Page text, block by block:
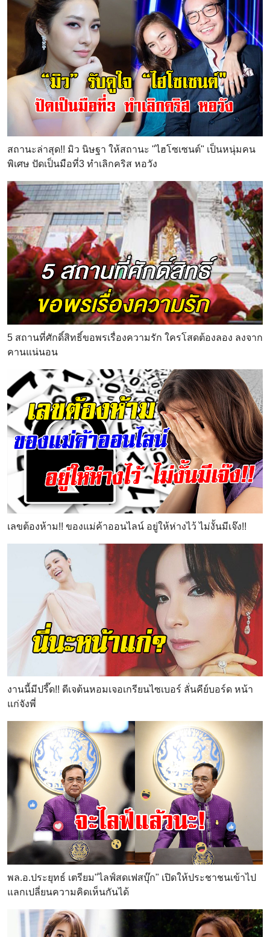
สถานะล่าสุด!! มิว นิษฐา ให้สถานะ "ไฮโซเซนต์" เป็นหนุ่มคน
พิเศษ ปัดเป็นมือที่3 ทำเลิกคริส หอวัง
5 สถานที่ศักดิ์สิทธิ์ขอพรเรื่องความรัก ใครโสดต้องลอง ลงจาก
คานแน่นอน
เลขต้องห้าม!! ของแม่ค้าออนไลน์ อยู่ให้ห่างไว้ ไม่งั้นมีเจ๊ง!!
งานนี้มีปรี๊ด!! ดีเจต้นหอมเจอเกรียนไซเบอร์ ลั่นคีย์บอร์ด หน้า
แก่จังพี่
พล.อ.ประยุทธ์ เตรียม"ไลฟ์สดเฟสบุ๊ก" เปิดให้ประชาชนเข้าไป
แลกเปลี่ยนความคิดเห็นกันได้